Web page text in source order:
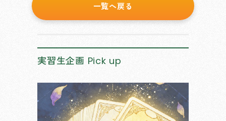
一覧へ戻る
実習生企画 Pick up